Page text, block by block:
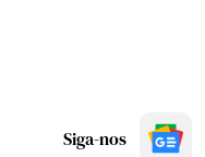
Siga-nos